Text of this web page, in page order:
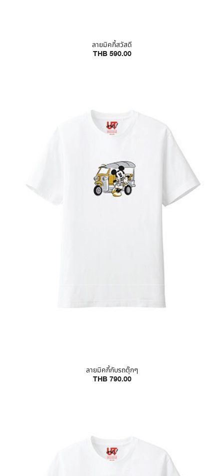
ลายมิคกี้สวัสดี
THB 590.00
ลายมิคกี้กับรถตุ๊กๆ
THB 790.00